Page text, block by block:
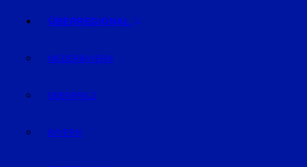
ÜBERREGIONAL
NIEDERBAYERN
OBERPFALZ
BAYERN